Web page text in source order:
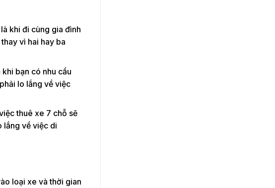
khi đi cùng gia đình
vì hai hay ba
bạn có nhu cầu
lo lắng về việc
thuê xe 7 chỗ sẽ
lắng về việc di
loại xe và thời gian